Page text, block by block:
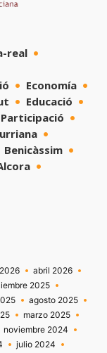
real
Economía
Educació
Participació
Benicàssim
abril 2026
2025
agosto 2025
marzo 2025
noviembre 2024
julio 2024